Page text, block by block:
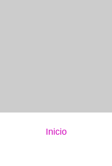
Inicio